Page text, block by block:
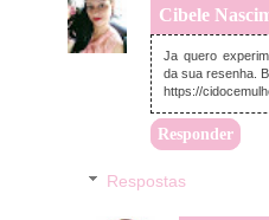
Cibele
Ja quero
da sua resenha.
https://
Responder
Respostas